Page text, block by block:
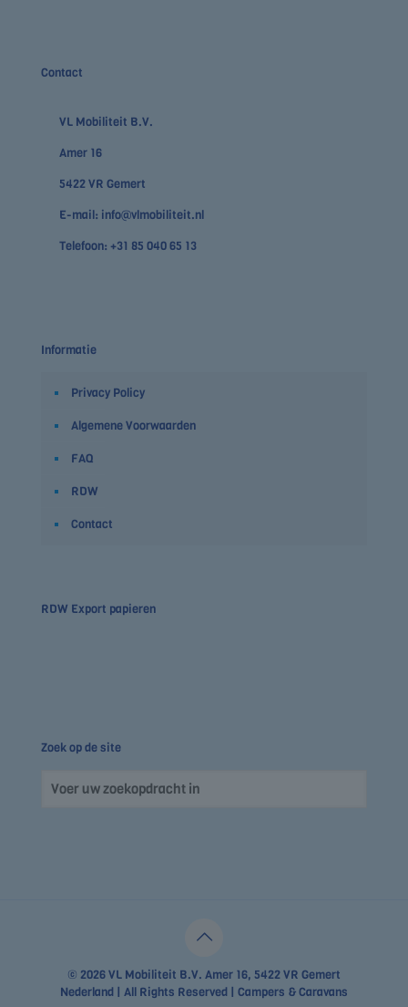
Contact
VL Mobiliteit B.V.
Amer 16
5422 VR Gemert
E-mail: info@vlmobiliteit.nl
Telefoon: +31 85 040 65 13
Informatie
Privacy Policy
Algemene Voorwaarden
FAQ
RDW
Contact
RDW Export papieren
Zoek op de site
© 2026 VL Mobiliteit B.V. Amer 16, 5422 VR Gemert
Nederland | All Rights Reserved | Campers & Caravans